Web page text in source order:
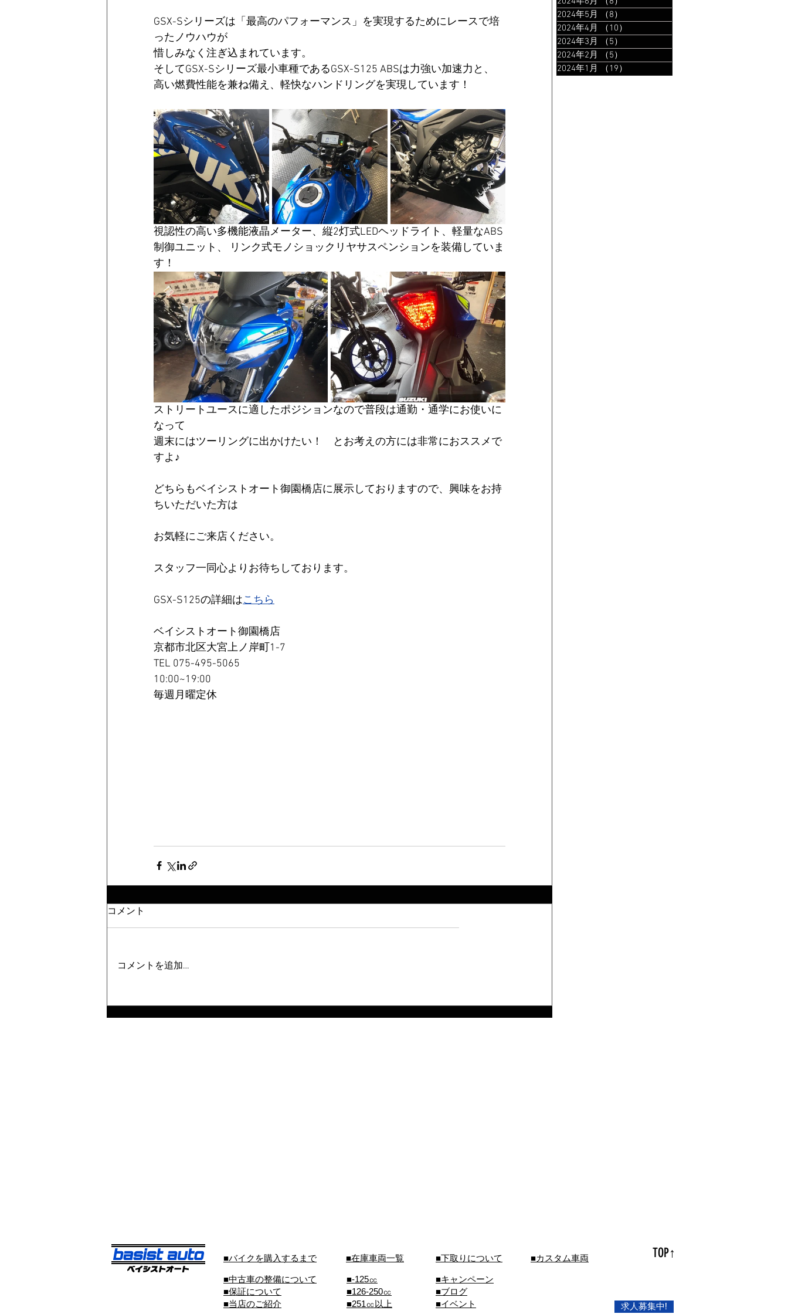
2024年5月
（8）
2024年4月
（10）
2024年3月
（5）
2024年2月
（5）
2024年1月
（19）
GSX-Sシリーズは「最高のパフォーマンス」を実現するためにレースで培
ったノウハウが
惜しみなく注ぎ込まれています。
そしてGSX-Sシリーズ最小車種であるGSX-S125 ABSは力強い加速力と、
高い燃費性能を兼ね備え、軽快なハンドリングを実現しています！
視認性の高い多機能液晶メーター、縦2灯式LEDヘッドライト、軽量なABS
制御ユニット、 リンク式モノショックリヤサスペンションを装備していま
す！
ストリートユースに適したポジションなので普段は通勤・通学にお使いに
なって
週末にはツーリングに出かけたい！　とお考えの方には非常におススメで
すよ♪
どちらもベイシストオート御園橋店に展示しておりますので、興味をお持
ちいただいた方は
お気軽にご来店ください。
スタッフ一同心よりお待ちしております。
GSX-S125の詳細はこちら
ベイシストオート御園橋店
京都市北区大宮上ノ岸町1-7
TEL 075-495-5065
10:00~19:00
毎週月曜定休
コメント
コメントを追加…
■バイクを購入するまで ■在庫車両一覧 ■下取りについて
■中古車の整備について
■保証について
■当店のご紹介
■-125㏄
■126-250㏄
■251㏄以上
■キャンペーン
■ブログ
■イベント
■カスタム車両 TOP↑
求人募集中!